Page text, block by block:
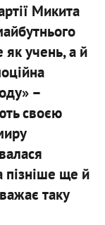
Микита
як учень, а й
–
своєю
пізніше ще й
таку